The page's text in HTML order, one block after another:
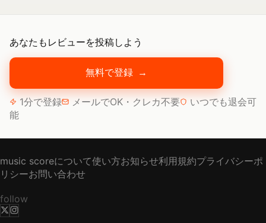
あなたもレビューを投稿しよう
無料で登録 →
1分で登録 メールでOK・クレカ不要
いつでも退会可
能
music scoreについて使い方お知らせ利用規約プライバシーポ
リシーお問い合わせ
follow